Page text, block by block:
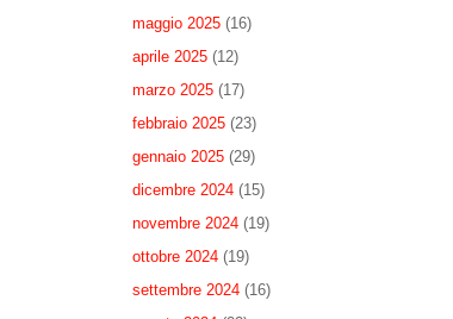
maggio 2025 (16)
aprile 2025 (12)
marzo 2025 (17)
febbraio 2025 (23)
gennaio 2025 (29)
dicembre 2024 (15)
novembre 2024 (19)
ottobre 2024 (19)
settembre 2024 (16)